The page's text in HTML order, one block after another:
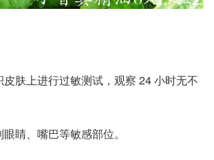
肤上进行过敏测试，观察 24 小时无不
睛、嘴巴等敏感部位。